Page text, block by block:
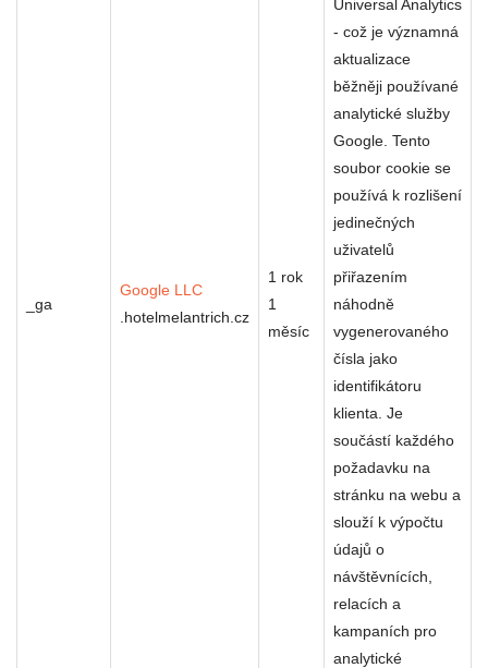
_ga
Google LLC
.hotelmelantrich.cz
1 rok
1
měsíc
Universal Analytics
- což je významná
aktualizace
běžněji používané
analytické služby
Google. Tento
soubor cookie se
používá k rozlišení
jedinečných
uživatelů
přiřazením
náhodně
vygenerovaného
čísla jako
identifikátoru
klienta. Je
součástí každého
požadavku na
stránku na webu a
slouží k výpočtu
údajů o
návštěvnících,
relacích a
kampaních pro
analytické